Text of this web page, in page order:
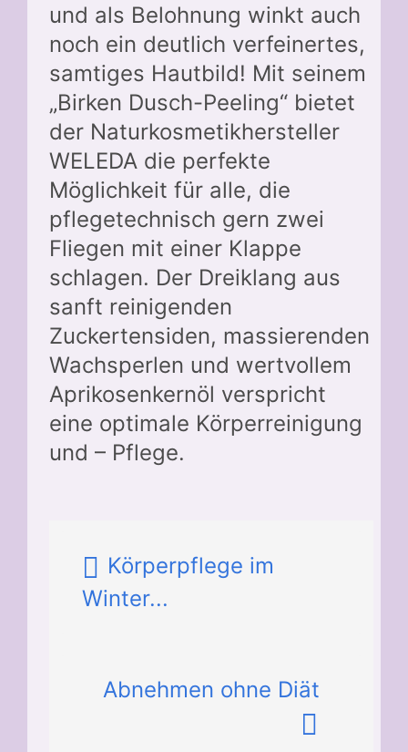
und als Belohnung winkt auch
noch ein deutlich verfeinertes,
samtiges Hautbild! Mit seinem
„Birken Dusch-Peeling“ bietet
der Naturkosmetikhersteller
WELEDA die perfekte
Möglichkeit für alle, die
pflegetechnisch gern zwei
Fliegen mit einer Klappe
schlagen. Der Dreiklang aus
sanft reinigenden
Zuckertensiden, massierenden
Wachsperlen und wertvollem
Aprikosenkernöl verspricht
eine optimale Körperreinigung
und – Pflege.
Körperpflege im
Winter...
Abnehmen ohne Diät